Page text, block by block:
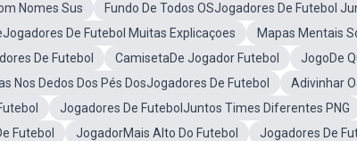
Nomes Sus
Fundo De Todos OSJogadores De Futebol
De Futebol Muitas Explicaçoes
Mapas Mentais
De Futebol
CamisetaDe Jogador Futebol
JogoDe
Nos Dedos Dos Pés DosJogadores De Futebol
Adivinhar
Jogadores De FutebolJuntos Times Diferentes PNG
Futebol
JogadorMais Alto Do Futebol
Jogadores De